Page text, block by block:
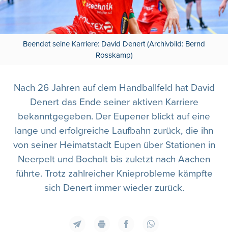
Beendet seine Karriere: David Denert (Archivbild: Bernd
Rosskamp)
Nach 26 Jahren auf dem Handballfeld hat David
Denert das Ende seiner aktiven Karriere
bekanntgegeben. Der Eupener blickt auf eine
lange und erfolgreiche Laufbahn zurück, die ihn
von seiner Heimatstadt Eupen über Stationen in
Neerpelt und Bocholt bis zuletzt nach Aachen
führte. Trotz zahlreicher Knieprobleme kämpfte
sich Denert immer wieder zurück.